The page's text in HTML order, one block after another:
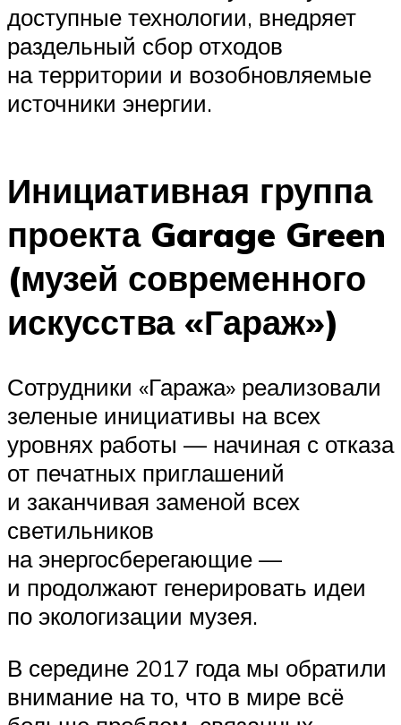
доступные технологии, внедряет
раздельный сбор отходов
на территории и возобновляемые
источники энергии.
Инициативная группа
проекта Garage Green
(музей современного
искусства «Гараж»)
Сотрудники «Гаража» реализовали
зеленые инициативы на всех
уровнях работы — начиная с отказа
от печатных приглашений
и заканчивая заменой всех
светильников
на энергосберегающие —
и продолжают генерировать идеи
по экологизации музея.
В середине 2017 года мы обратили
внимание на то, что в мире всё